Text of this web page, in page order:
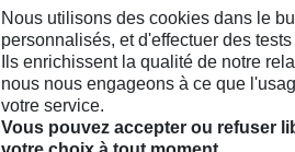
Nous utilisons des cookies dans le
personnalisés, et d'effectuer des
Ils enrichissent la qualité de notre
nous nous engageons à ce que
votre service.
Vous pouvez accepter ou refuser